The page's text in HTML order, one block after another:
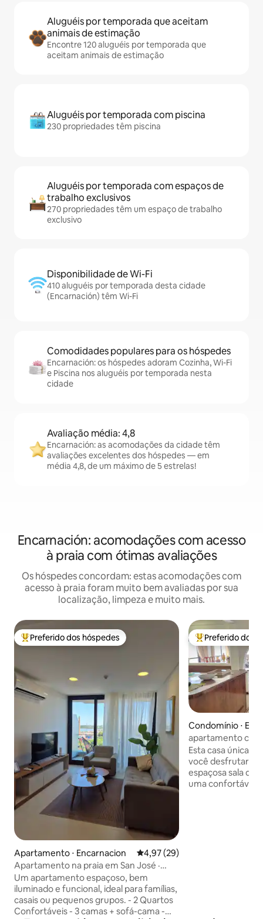
Aluguéis por temporada que aceitam
animais de estimação
Encontre 120 aluguéis por temporada que
aceitam animais de estimação
Aluguéis por temporada com piscina
230 propriedades têm piscina
Aluguéis por temporada com espaços de
trabalho exclusivos
270 propriedades têm um espaço de trabalho
exclusivo
Disponibilidade de Wi-Fi
410 aluguéis por temporada desta cidade
(Encarnación) têm Wi-Fi
Comodidades populares para os hóspedes
Encarnación: os hóspedes adoram Cozinha, Wi-Fi
e Piscina nos aluguéis por temporada nesta
cidade
Avaliação média: 4,8
Encarnación: as acomodações da cidade têm
avaliações excelentes dos hóspedes — em
média 4,8, de um máximo de 5 estrelas!
Encarnación: acomodações com acesso
à praia com ótimas avaliações
Os hóspedes concordam: estas acomodações com
acesso à praia foram muito bem avaliadas por sua
localização, limpeza e muito mais.
Entre os melhores preferidos dos hóspedes
Preferido dos hóspedes
Apartamento ⋅ Encarnacion 4,97 de uma avaliação média
4,97 (29)
Apartamento na praia em San José ·
Vista para o mar · 2 quartos · Ideal para
famílias
Um apartamento espaçoso, bem
iluminado e funcional, ideal para famílias,
casais ou pequenos grupos. - 2 Quartos
Confortáveis - 3 camas + sofá-cama -
Entre os
Preferido dos
Condomínio ⋅
apartamento
Esta casa única
você desfrutar
espaçosa sala de
uma confortável